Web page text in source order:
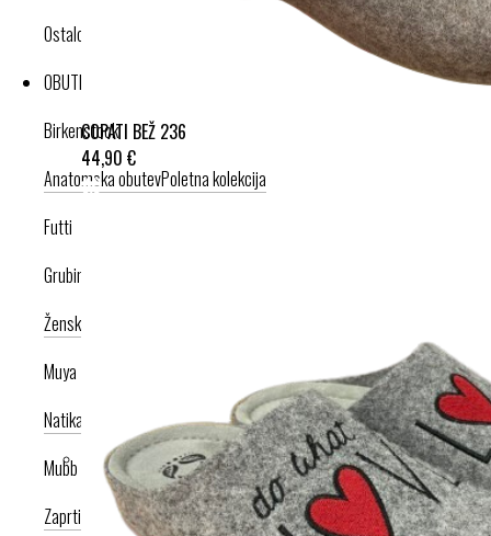
COPATI BEŽ 236
44,90 €
Ostalo
OBUTEV
Birkenstock
Anatomska obutevPoletna kolekcija
Futti
Grubin
Ženska celoletna kolekcija
Muya
Natikači
Srednje visoka petaVisoka peta
Mubb
Zaprti modeliOdprti modeliZamenljivi vložkiCopati